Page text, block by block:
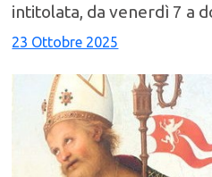
intitolata, da venerdì 7 a
23 Ottobre 2025